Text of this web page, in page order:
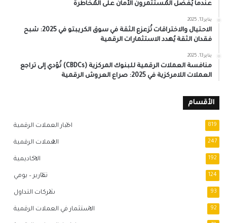
عندما يُفضل المُستثمرون الأمان على المُخاطرة
يناير 13, 2025
الاحتيال والاختراقات تُزعزع الثقة في سوق الكريبتو في 2025: شبح
فقدان الثقة يُهدد الاستثمارات الرقمية
يناير 13, 2025
منافسة العملات الرقمية للبنوك المركزية (CBDCs) تُؤدي إلى تراجع
العملات اللامركزية في 2025: صراع العروش الرقمية
الأقسام
اخبار العملات الرقمية 819
العملات الرقمية 247
الاكاديمية 192
تقارير – يومي 124
شركات التداول 93
الاستثمار في العملات الرقمية 92